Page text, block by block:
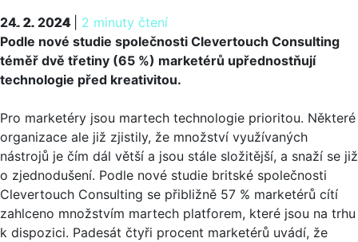
24. 2. 2024 2 minuty čtení
24. 2. 2024
Podle nové studie společnosti Clevertouch Consulting
téměř dvě třetiny (65 %) marketérů upřednostňují
technologie před kreativitou.
Pro marketéry jsou martech technologie prioritou. Některé
organizace ale již zjistily, že množství využívaných
nástrojů je čím dál větší a jsou stále složitější, a snaží se již
o zjednodušení. Podle nové studie britské společnosti
Clevertouch Consulting se přibližně 57 % marketérů cítí
zahlceno množstvím martech platforem, které jsou na trhu
k dispozici. Padesát čtyři procent marketérů uvádí, že